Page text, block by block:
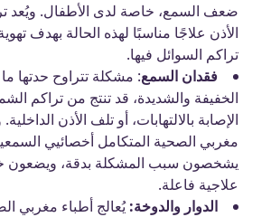
ضعف السمع، خاصة لدى الأطفال. ويُعد
الأذن علاجًا مناسبًا لهذه الحالة بهدف
تراكم السوائل فيها.
فقدان السمع: مشكلة تتراوح حدتها
الخفيفة والشديدة، قد تنتج من تراكم
الإصابة بالالتهابات، أو تلف الأذن
مغربي الصحية المتكامل أخصائيي
يشخصون سبب المشكلة بدقة، ويضعون
علاجية فاعلة.
الدوار والدوخة:يُعالج أطباء مغربي